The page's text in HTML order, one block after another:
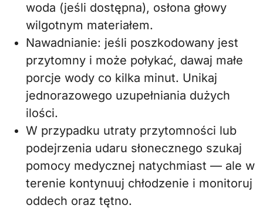
woda (jeśli dostępna), osłona głowy
wilgotnym materiałem.
Nawadnianie: jeśli poszkodowany jest
przytomny i może połykać, dawaj małe
porcje wody co kilka minut. Unikaj
jednorazowego uzupełniania dużych
ilości.
W przypadku utraty przytomności lub
podejrzenia udaru słonecznego szukaj
pomocy medycznej natychmiast — ale w
terenie kontynuuj chłodzenie i monitoruj
oddech oraz tętno.